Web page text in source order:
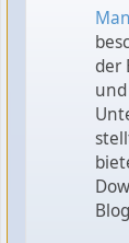
der